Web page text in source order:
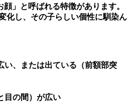
顔」と呼ばれる特徴があります。
化し、その子らしい個性に馴染ん
い、または出ている（前額部突
目の間）が広い